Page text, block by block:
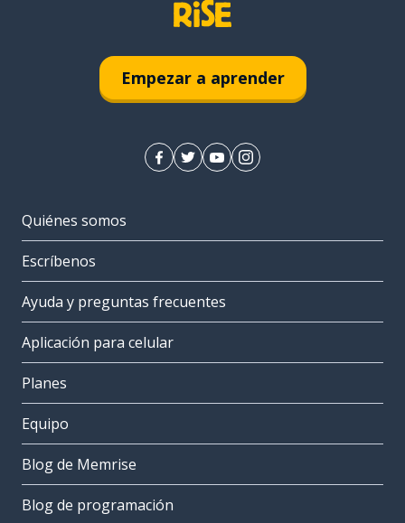
Empezar a aprender
Quiénes somos
Escríbenos
Ayuda y preguntas frecuentes
Aplicación para celular
Planes
Equipo
Blog de Memrise
Blog de programación